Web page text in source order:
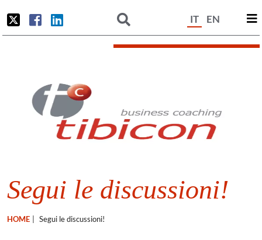
IT EN
Segui le discussioni!
HOME Segui le discussioni!